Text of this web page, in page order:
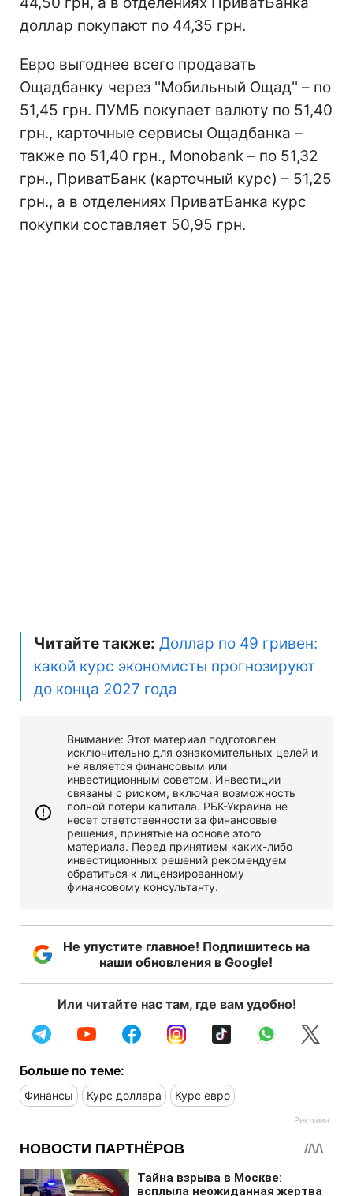
доллар покупают по 44,35 грн.
Евро выгоднее всего продавать
Ощадбанку через ''Мобильный Ощад'' – по
51,45 грн. ПУМБ покупает валюту по 51,40
грн., карточные сервисы Ощадбанка –
также по 51,40 грн., Monobank – по 51,32
грн., ПриватБанк (карточный курс) – 51,25
грн., а в отделениях ПриватБанка курс
покупки составляет 50,95 грн.
Читайте также: Доллар по 49 гривен:
какой курс экономисты прогнозируют
до конца 2027 года
Внимание: Этот материал подготовлен
исключительно для ознакомительных целей и
не является финансовым или
инвестиционным советом. Инвестиции
связаны с риском, включая возможность
полной потери капитала. РБК-Украина не
несет ответственности за финансовые
решения, принятые на основе этого
материала. Перед принятием каких-либо
инвестиционных решений рекомендуем
обратиться к лицензированному
финансовому консультанту.
Не упустите главное! Подпишитесь на
наши обновления в Google!
Или читайте нас там, где вам удобно!
Больше по теме:
Финансы Курс доллара Курс евро